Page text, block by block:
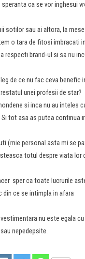
ca se vor inghesui
sotilor sau ai altora, la
o tara de fitosi imbracati
respecti brand-ul si sa nu
de ce nu fac ceva benefic
unei profesii de star?
si inca nu au inteles
tot asa as putea continua
(mie personal asta mi se
totul despre viata lor
sper ca toate lucrurile
din ce se intimpla in afara
nu este egala
nepedepsite.